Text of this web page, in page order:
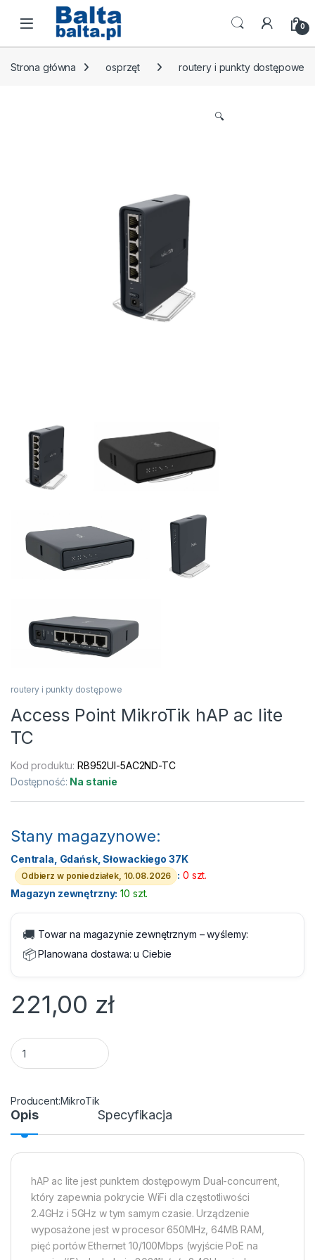
Skip to navigation
Skip to content
Open 0
Strona główna osprzęt routery i punkty dostępowe
🔍
routery i punkty dostępowe
Access Point MikroTik hAP ac lite
TC
Kod produktu:RB952UI-5AC2ND-TC
Dostępność: Na stanie
Stany magazynowe:
Centrala, Gdańsk, Słowackiego 37K
Odbierz w poniedziałek, 10.08.2026 : 0 szt.
Magazyn zewnętrzny: 10 szt.
🚚 Towar na magazynie zewnętrznym – wyślemy:
📦Planowana dostawa:u Ciebie
221,00 zł
Access Point MikroTik hAP ac lite TC quantity
MikroTik
Opis Specyfikacja
hAP ac lite jest punktem dostępowym Dual-concurrent,
który zapewnia pokrycie WiFi dla częstotliwości
2.4GHz i 5GHz w tym samym czasie. Urządzenie
wyposażone jest w procesor 650MHz, 64MB RAM,
pięć portów Ethernet 10/100Mbps (wyjście PoE na